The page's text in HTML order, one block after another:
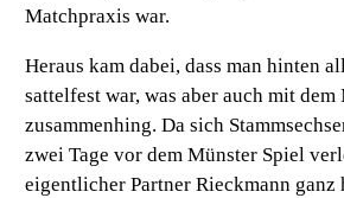
Matchpraxis war.
Heraus kam dabei, dass man hinten
sattelfest war, was aber auch mit
zusammenhing. Da sich
zwei Tage vor dem Münster Spiel
eigentlicher Partner Rieckmann ganz